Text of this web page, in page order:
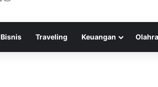
Bisnis Traveling Keuangan